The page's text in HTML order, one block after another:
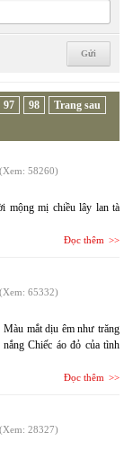
97 98
Trang sau
(Xem: 58260)
mộng mị chiều lây lan tà
Đọc thêm
(Xem: 65332)
mắt dịu êm như trăng
Chiếc áo đỏ của tình
Đọc thêm
(Xem: 28327)